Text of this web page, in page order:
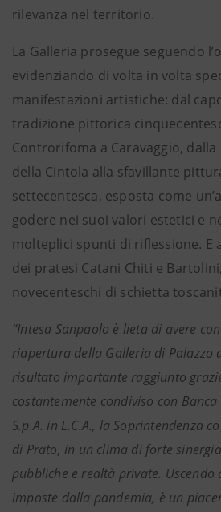
rilevanza nel territorio.
La Galleria prosegue seguendo
evidenziando di volta in volta
manifestazioni artistiche: dal
tradizione pittorica
Controrifoma a Caravaggio,
della Cintola alla sfavillante
settecentesca, esposta come
godere nei suoi valori estetici e
molteplici spunti di riflessione. E
dei pratesi Catani Chiti e
novecenteschi di schietta
“Intesa Sanpaolo è lieta di avere
riapertura della Galleria di Palazzo
risultato importante raggiunto
costantemente condiviso con
S.p.A. in L.C.A., la Soprintendenza
di Prato, in un clima di forte
pubbliche e realtà private.
imposte dalla pandemia, è un